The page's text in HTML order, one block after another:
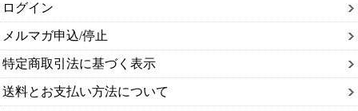
ログイン
メルマガ申込/停止
特定商取引法に基づく表示
送料とお支払い方法について